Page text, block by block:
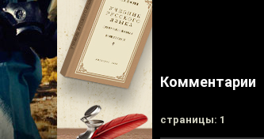
Комментарии
cтраницы: 1